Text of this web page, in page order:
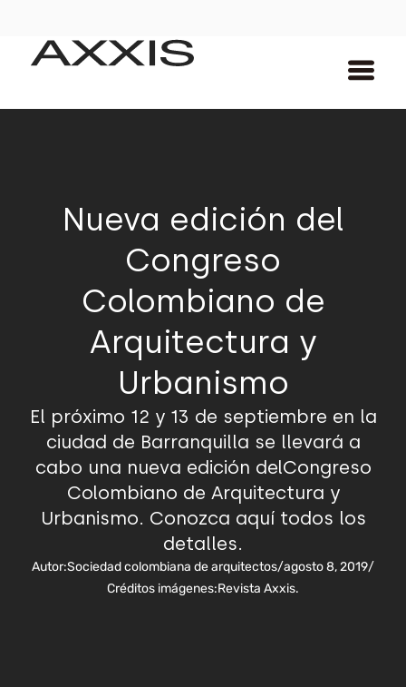
Nueva edición del
Congreso
Colombiano de
Arquitectura y
Urbanismo
El próximo 12 y 13 de septiembre en la
ciudad de Barranquilla se llevará a
cabo una nueva edición delCongreso
Colombiano de Arquitectura y
Urbanismo. Conozca aquí todos los
detalles.
Autor:Sociedad colombiana de arquitectos/agosto 8, 2019/
Créditos imágenes:Revista Axxis.